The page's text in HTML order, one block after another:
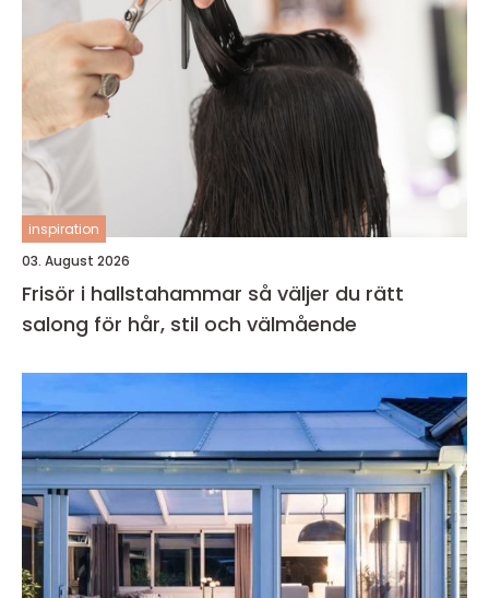
inspiration
03. August 2026
Frisör i hallstahammar så väljer du rätt
salong för hår, stil och välmående